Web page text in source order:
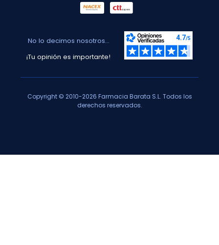
No lo decimos nosotros...
¡Tu opinión es importante!
Copyright © 2010-2026 Farmacia Barata S.L. Todos los
derechos reservados.